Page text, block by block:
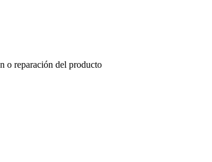
o reparación del producto